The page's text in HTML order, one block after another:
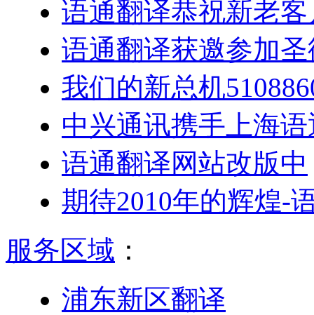
语通翻译恭祝新老
语通翻译获邀参加
我们的新总机
中兴通讯携手上海
语通翻译网站改版中
期待2010年的辉煌-
服务区域 ：
浦东新区翻译